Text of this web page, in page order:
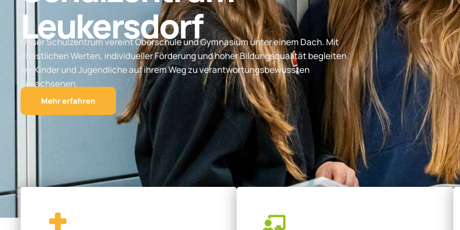
Leukersdorf
Unser Schulzentrum vereint Oberschule und Gymnasium unter einem Dach. Mit
christlichen Werten, individueller Förderung und hoher Bildungsqualität begleiten
wir Kinder und Jugendliche auf ihrem Weg zu verantwortungsbewussten
Erwachsenen.
Mehr erfahren